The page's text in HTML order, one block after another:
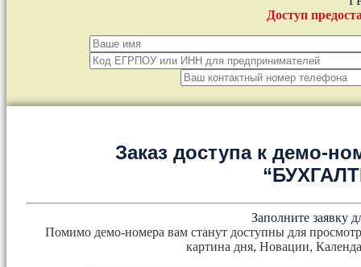
Доступ
Заказ доступа к демо-
Заполните заявку
Помимо демо-номера вам станут доступны для
картина дня, Новации,